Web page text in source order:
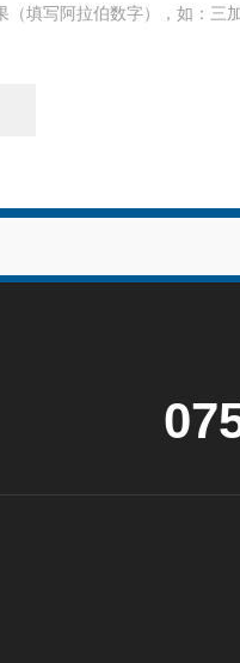
（填写阿拉伯数字），如：三